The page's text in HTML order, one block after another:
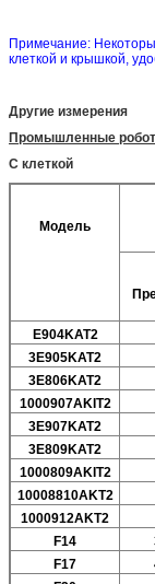
Примечание:
клеткой и крышкой,
Другие измерения
Промышленные
С клеткой
Модель
E904KAT2
3E905KAT2
3E806KAT2
1000907AKIT2
3E907KAT2
3E809KAT2
1000809AKIT2
10008810AKT2
1000912AKT2
F14
F17